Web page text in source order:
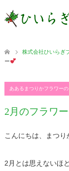
株式会社ひいらぎ
ー
ああるまつりかフラワーの
2月のフラワー
こんにちは、まつ
2月とは思えないほ